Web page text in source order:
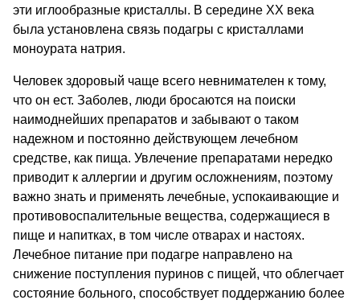
эти иглообразные кристаллы. В середине XX века
была установлена связь подагры с кристаллами
моноурата натрия.
Человек здоровый чаще всего невнимателен к тому,
что он ест. Заболев, люди бросаются на поиски
наимоднейших препаратов и забывают о таком
надежном и постоянно действующем лечебном
средстве, как пища. Увлечение препаратами нередко
приводит к аллергии и другим осложнениям, поэтому
важно знать и применять лечебные, успокаивающие и
противовоспалительные вещества, содержащиеся в
пище и напитках, в том числе отварах и настоях.
Лечебное питание при подагре направлено на
снижение поступления пуринов с пищей, что облегчает
состояние больного, способствует поддержанию более